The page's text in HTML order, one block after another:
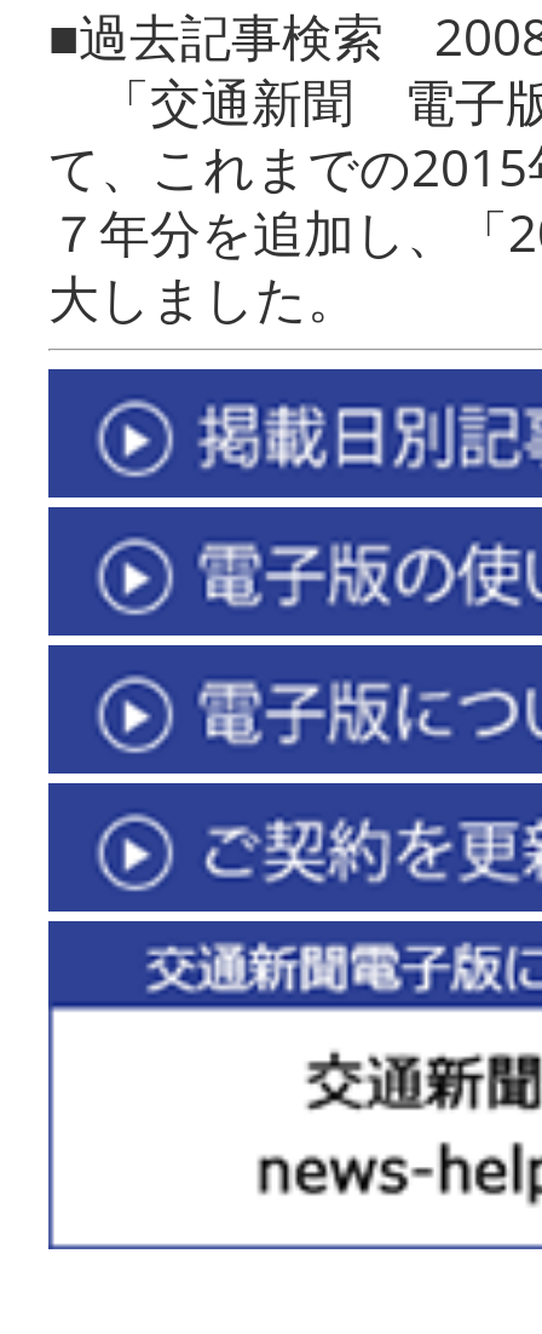
■過去記事検索
「交通新聞 電子
て、これまでの
７年分を追加し、「
大しまし